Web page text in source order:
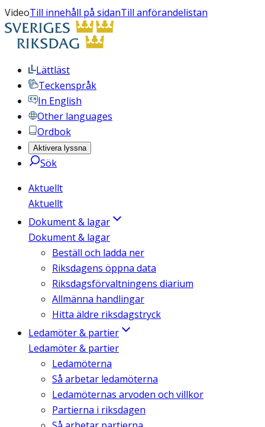
VideoTill innehåll på sidanTill anförandelistan
Lättläst
Teckenspråk
In English
Other languages
Ordbok
Aktivera lyssna
Sök
Aktuellt
Aktuellt
Dokument & lagar
Dokument & lagar
Beställ och ladda ner
Riksdagens öppna data
Riksdagsförvaltningens diarium
Allmänna handlingar
Hitta äldre riksdagstryck
Ledamöter & partier
Ledamöter & partier
Ledamöterna
Så arbetar ledamöterna
Ledamöternas arvoden och villkor
Partierna i riksdagen